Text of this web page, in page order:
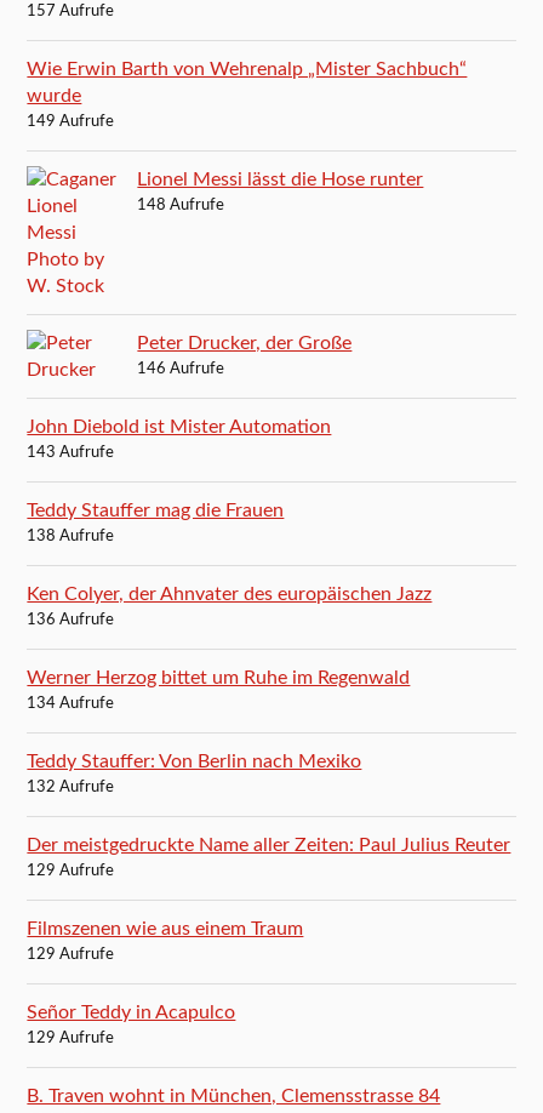
157 Aufrufe
Wie Erwin Barth von Wehrenalp „Mister Sachbuch“
wurde
149 Aufrufe
Lionel Messi lässt die Hose runter
148 Aufrufe
Peter Drucker, der Große
146 Aufrufe
John Diebold ist Mister Automation
143 Aufrufe
Teddy Stauffer mag die Frauen
138 Aufrufe
Ken Colyer, der Ahnvater des europäischen Jazz
136 Aufrufe
Werner Herzog bittet um Ruhe im Regenwald
134 Aufrufe
Teddy Stauffer: Von Berlin nach Mexiko
132 Aufrufe
Der meistgedruckte Name aller Zeiten: Paul Julius Reuter
129 Aufrufe
Filmszenen wie aus einem Traum
129 Aufrufe
Señor Teddy in Acapulco
129 Aufrufe
B. Traven wohnt in München, Clemensstrasse 84